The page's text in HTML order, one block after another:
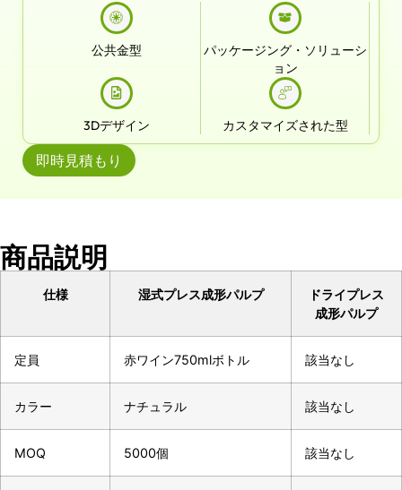
公共金型
パッケージング・ソリューシ
ョン
3Dデザイン カスタマイズされた型
即時見積もり
商品説明
仕様 湿式プレス成形パルプ
ドライプレス
成形パルプ
定員 赤ワイン750mlボトル 該当なし
カラー ナチュラル 該当なし
MOQ 5000個 該当なし